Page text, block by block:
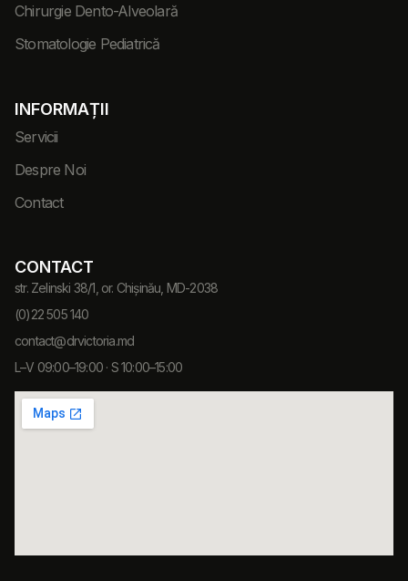
Chirurgie Dento-Alveolară
Stomatologie Pediatrică
INFORMAȚII
Servicii
Despre Noi
Contact
CONTACT
str. Zelinski 38/1, or. Chișinău, MD-2038
(0)22 505 140
contact@drvictoria.md
L–V 09:00–19:00 · S 10:00–15:00